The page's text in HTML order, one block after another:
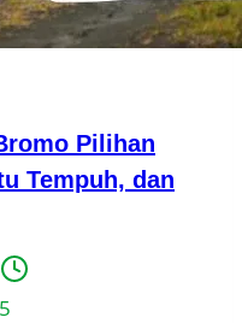
Pilihan
Tempuh, dan